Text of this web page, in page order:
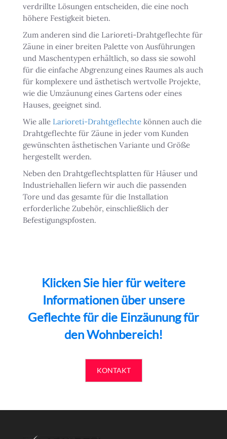
verdrillte Lösungen entscheiden, die eine noch
höhere Festigkeit bieten.
Zum anderen sind die Larioreti-Drahtgeflechte für
Zäune in einer breiten Palette von Ausführungen
und Maschentypen erhältlich, so dass sie sowohl
für die einfache Abgrenzung eines Raumes als auch
für komplexere und ästhetisch wertvolle Projekte,
wie die Umzäunung eines Gartens oder eines
Hauses, geeignet sind.
Wie alle Larioreti-Drahtgeflechte können auch die
Drahtgeflechte für Zäune in jeder vom Kunden
gewünschten ästhetischen Variante und Größe
hergestellt werden.
Neben den Drahtgeflechtsplatten für Häuser und
Industriehallen liefern wir auch die passenden
Tore und das gesamte für die Installation
erforderliche Zubehör, einschließlich der
Befestigungspfosten.
Klicken Sie hier für weitere
Informationen über unsere
Geflechte für die Einzäunung für
den Wohnbereich!
KONTAKT